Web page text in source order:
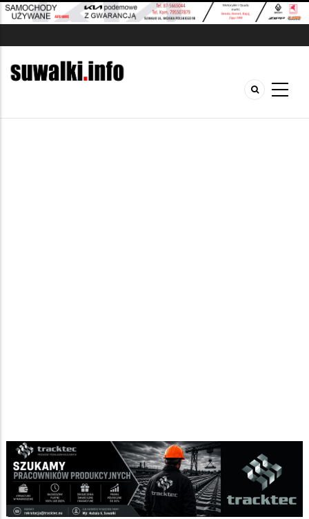
Ścieżka
nawigacyjna
Strona główna Wiadomości/Kultura/
Konkurs filmów krótkometrażowych w ramach Festiwalu Filmowego
„Wajda na Nowo”
FacebookPinterest Tumblr